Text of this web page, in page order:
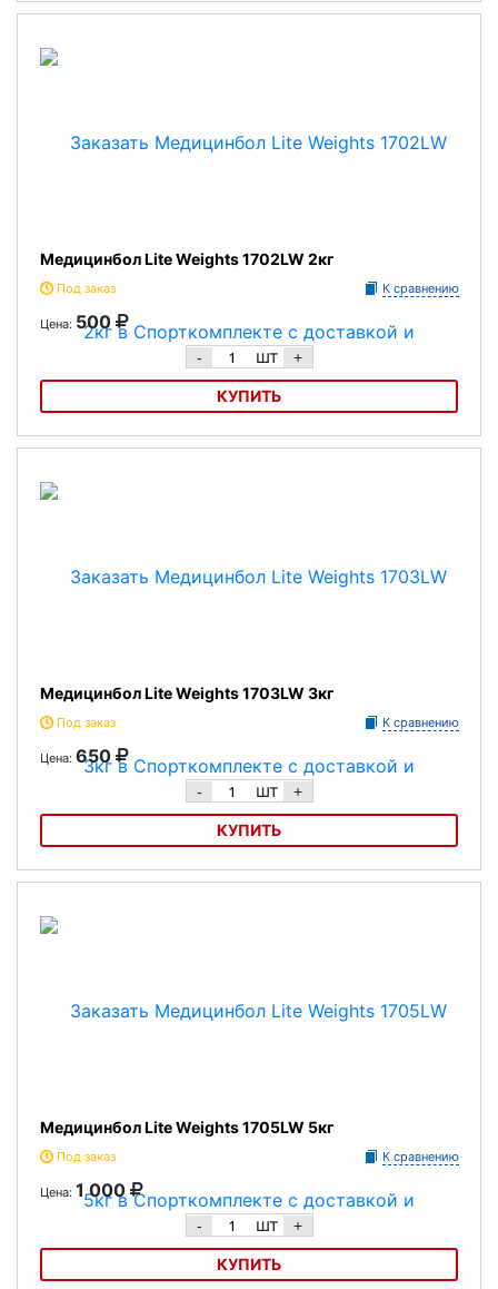
Медицинбол Lite Weights 1701LW 1кг
Медицинбол Lite Weights 1702LW 2кг
Под заказ К сравнению
Цена: 500
- шт +
КУПИТЬ
Медицинбол Lite Weights 1702LW 2кг
Медицинбол Lite Weights 1703LW 3кг
Под заказ К сравнению
Цена: 650
- шт +
КУПИТЬ
Медицинбол Lite Weights 1703LW 3кг
Медицинбол Lite Weights 1705LW 5кг
Под заказ К сравнению
Цена: 1 000
- шт +
КУПИТЬ